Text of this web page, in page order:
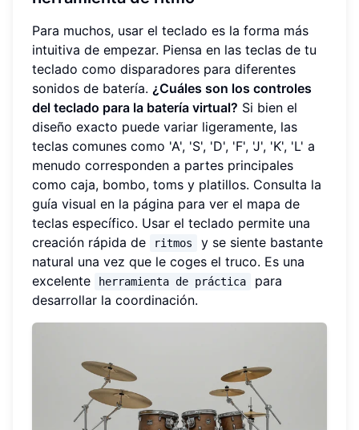
Para muchos, usar el teclado es la forma más
intuitiva de empezar. Piensa en las teclas de tu
teclado como disparadores para diferentes
sonidos de batería. ¿Cuáles son los controles
del teclado para la batería virtual? Si bien el
diseño exacto puede variar ligeramente, las
teclas comunes como 'A', 'S', 'D', 'F', 'J', 'K', 'L' a
menudo corresponden a partes principales
como caja, bombo, toms y platillos. Consulta la
guía visual en la página para ver el mapa de
teclas específico. Usar el teclado permite una
creación rápida de
ritmos
y se siente bastante
natural una vez que le coges el truco. Es una
excelente
herramienta de práctica
para
desarrollar la coordinación.